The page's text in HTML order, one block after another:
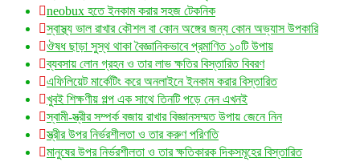
neobux হতে ইনকাম করার সহজ টেকনিক
স্বাস্থ্য ভাল রাখার কৌশল বা কোন অঙ্গের জন্য কোন অভ্যাস উপকারি
ঔষধ ছাড়া সুস্থ থাকা বৈজ্ঞানিকভাবে প্রমাণিত ১০টি উপায়
ব্যবসায় লোন গ্রহন ও তার লাভ ক্ষতির বিস্তারিত বিবরণ
এফিলিয়েট মার্কেটিং করে অনলাইনে ইনকাম করার বিস্তারিত
খুবই শিক্ষণীয় গল্প এক সাথে তিনটি পড়ে নেন এখনই
স্বামী-স্ত্রীর সম্পর্ক বজায় রাখার বিজ্ঞানসম্মত উপায় জেনে নিন
স্ত্রীর উপর নির্ভরশীলতা ও তার করুণ পরিণতি
মানুষের উপর নির্ভরশীলতা ও তার ক্ষতিকারক দিকসমূহের বিস্তারিত